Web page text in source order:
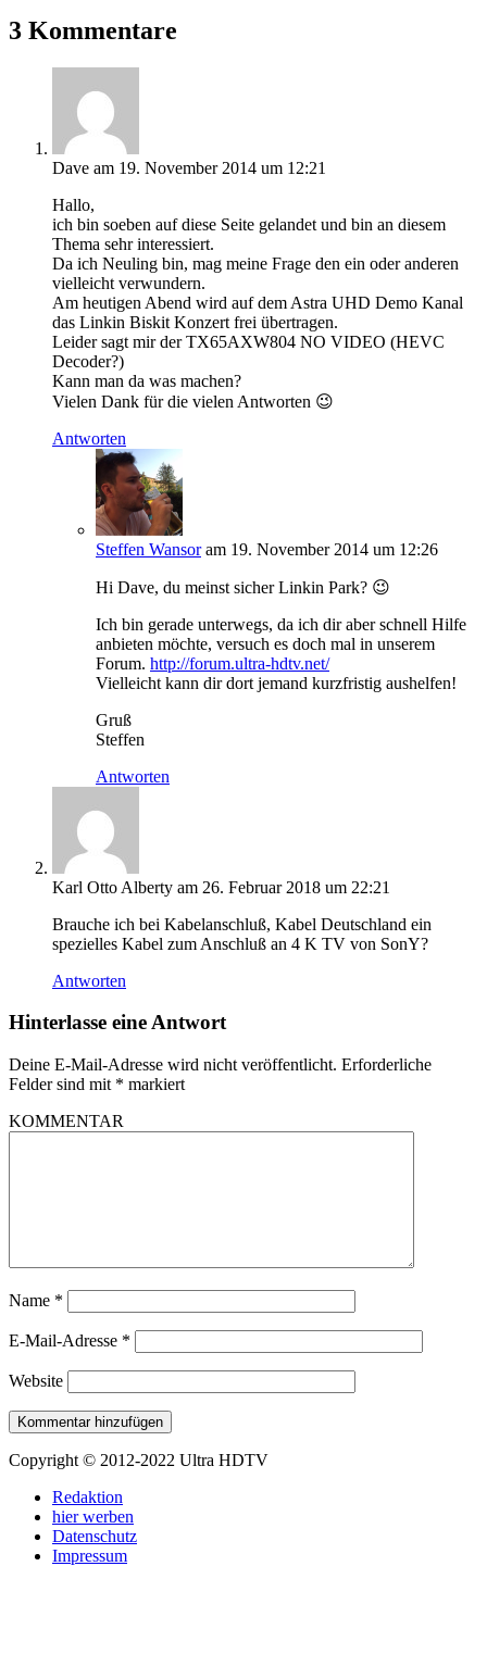
3 Kommentare
Dave am 19. November 2014 um 12:21
Hallo,
ich bin soeben auf diese Seite gelandet und bin an diesem
Thema sehr interessiert.
Da ich Neuling bin, mag meine Frage den ein oder anderen
vielleicht verwundern.
Am heutigen Abend wird auf dem Astra UHD Demo Kanal
das Linkin Biskit Konzert frei übertragen.
Leider sagt mir der TX65AXW804 NO VIDEO (HEVC
Decoder?)
Kann man da was machen?
Vielen Dank für die vielen Antworten 😉
Antworten
Steffen Wansor am 19. November 2014 um 12:26
Hi Dave, du meinst sicher Linkin Park? 😉
Ich bin gerade unterwegs, da ich dir aber schnell Hilfe
anbieten möchte, versuch es doch mal in unserem
Forum. http://forum.ultra-hdtv.net/
Vielleicht kann dir dort jemand kurzfristig aushelfen!
Gruß
Steffen
Antworten
Karl Otto Alberty am 26. Februar 2018 um 22:21
Brauche ich bei Kabelanschluß, Kabel Deutschland ein
spezielles Kabel zum Anschluß an 4 K TV von SonY?
Antworten
Hinterlasse eine Antwort
Deine E-Mail-Adresse wird nicht veröffentlicht. Erforderliche
Felder sind mit * markiert
KOMMENTAR
Name *
E-Mail-Adresse *
Website
Copyright © 2012-2022 Ultra HDTV
Redaktion
hier werben
Datenschutz
Impressum